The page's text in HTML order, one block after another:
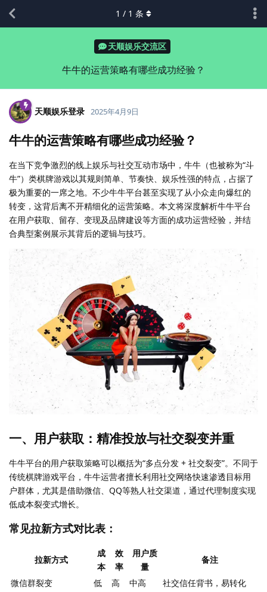
天顺娱乐交流区
牛牛的运营策略有哪些成功经验？
1 / 1 条
天顺娱乐登录 2025年4月9日
牛牛的运营策略有哪些成功经验？
在当下竞争激烈的线上娱乐与社交互动市场中，牛牛（也被称为“斗
牛”）类棋牌游戏以其规则简单、节奏快、娱乐性强的特点，占据了
极为重要的一席之地。不少牛牛平台甚至实现了从小众走向爆红的
转变，这背后离不开精细化的运营策略。本文将深度解析牛牛平台
在用户获取、留存、变现及品牌建设等方面的成功运营经验，并结
合典型案例展示其背后的逻辑与技巧。
一、用户获取：精准投放与社交裂变并重
牛牛平台的用户获取策略可以概括为“多点分发 + 社交裂变”。不同于
传统棋牌游戏平台，牛牛运营者擅长利用社交网络快速渗透目标用
户群体，尤其是借助微信、QQ等熟人社交渠道，通过代理制度实现
低成本裂变式增长。
常见拉新方式对比表：
拉新方式
成
本
效
率
用户质
量
备注
微信群裂变 低 高 中高
社交信任背书，易转化